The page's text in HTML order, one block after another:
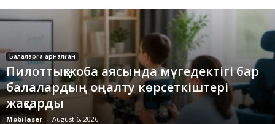
Балаларға арналған
Пилоттық жоба аясында мүгедектігі бар
балалардың оңалту көрсеткіштері
жақсарды
Mobilaser - August 6, 2026